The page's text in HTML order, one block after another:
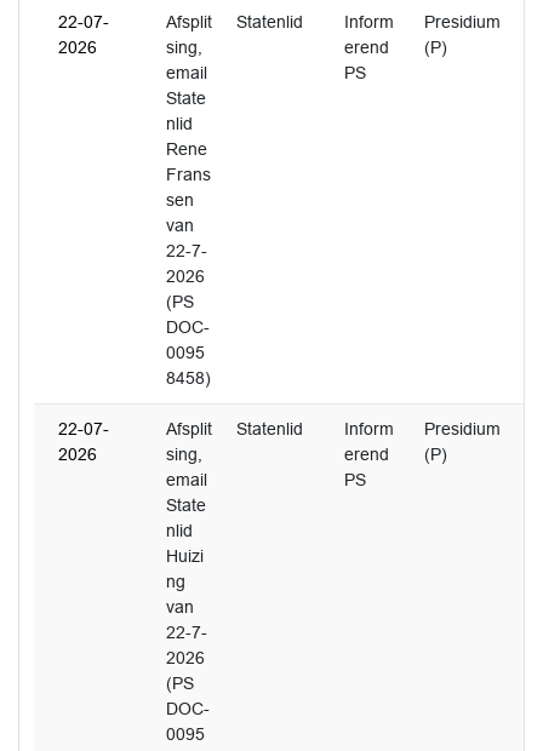
22-07-
2026
Afsplit
sing,
email
State
nlid
Rene
Frans
sen
van
22-7-
2026
(PS
DOC-
0095
8458)
Statenlid
Inform
erend
PS
Presidium
(P)
22-07-
2026
Afsplit
sing,
email
State
nlid
Huizi
ng
van
22-7-
2026
(PS
DOC-
0095
Statenlid
Inform
erend
PS
Presidium
(P)